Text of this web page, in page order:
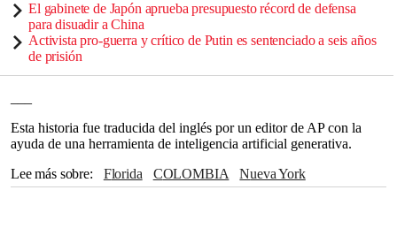
El gabinete de Japón aprueba presupuesto récord de defensa
para disuadir a China
Activista pro-guerra y crítico de Putin es sentenciado a seis años
de prisión
Esta historia fue traducida del inglés por un editor de AP con la
ayuda de una herramienta de inteligencia artificial generativa.
Lee más sobre
Florida COLOMBIA
Nueva York